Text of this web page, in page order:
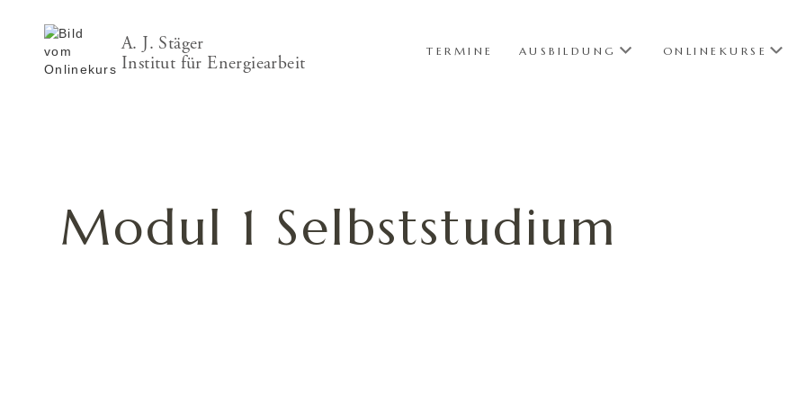
A. J. Stäger
Institut für Energiearbeit
TERMINE AUSBILDUNG ONLINEKURSE
Modul 1 Selbststudium